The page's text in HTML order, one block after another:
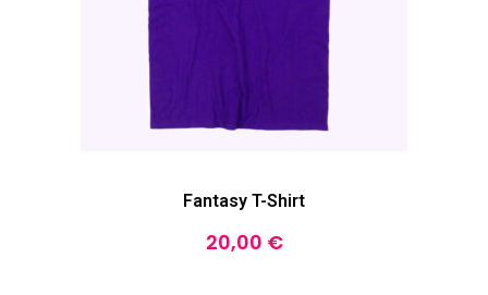
Fantasy T-Shirt
20,00 €